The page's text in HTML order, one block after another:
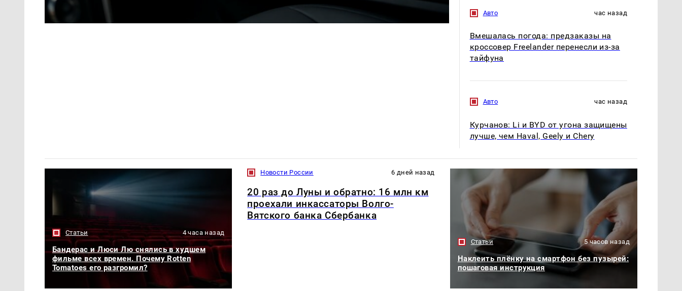
Авто час назад
Вмешалась погода: предзаказы на
кроссовер Freelander перенесли из-за
тайфуна
Авто час назад
Курчанов: Li и BYD от угона защищены
лучше, чем Haval, Geely и Chery
Статьи 4 часа назад
Бандерас и Люси Лю снялись в худшем
фильме всех времен. Почему Rotten
Tomatoes его разгромил?
Новости России 6 дней назад
20 раз до Луны и обратно: 16 млн км
проехали инкассаторы Волго-
Вятского банка Сбербанка
Статьи 5 часов назад
Наклеить плёнку на смартфон без пузырей:
пошаговая инструкция